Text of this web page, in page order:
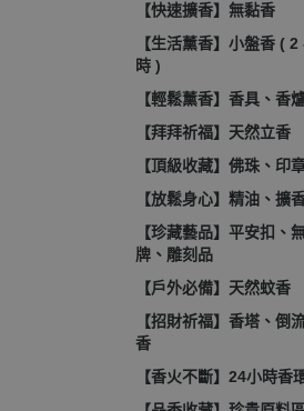
【快速擴香】無黏香
【生活薰香】小盤香 (
時 )
【輕鬆薰香】香具、香
【拜拜祈福】天然立香
【頂級收藏】佛珠、印
【放鬆身心】精油、擴
【珍藏藝品】平安扣、
牌、雕刻品
【戶外必備】天然蚊香
【招財祈福】香塔、倒
香
【香火不斷】24小時香